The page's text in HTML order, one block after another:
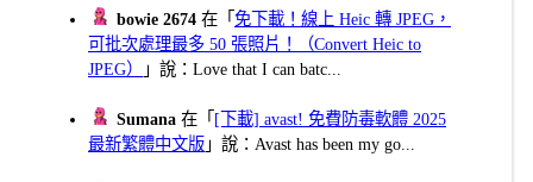
bowie 2674 在「免下載！線上 Heic 轉 JPEG，
可批次處理最多 50 張照片！（Convert Heic to
JPEG）
」說：Love that I can batc...
Sumana 在「 [下載] avast! 免費防毒軟體 2025
最新繁體中文版 」說：Avast has been my go...